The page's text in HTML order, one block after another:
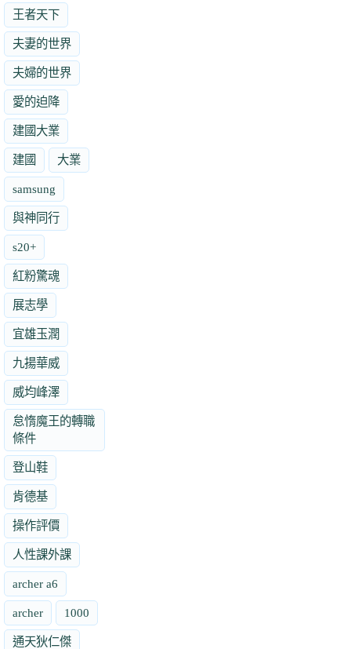
王者天下
夫妻的世界
夫婦的世界
愛的迫降
建國大業
建國 大業
samsung
與神同行
s20+
紅粉驚魂
展志學
宜雄玉潤
九揚華威
威均峰澤
怠惰魔王的轉職
條件
登山鞋
肯德基
操作評價
人性課外課
archer a6
archer 1000
通天狄仁傑